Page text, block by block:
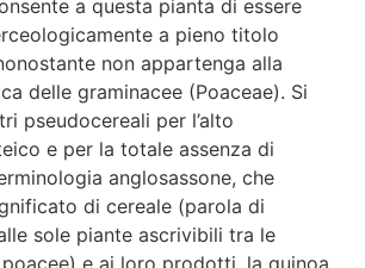
a questa pianta di essere
a pieno titolo
non appartenga alla
delle graminacee (Poaceae). Si
pseudocereali per l’alto
e per la totale assenza di
anglosassone, che
di cereale (parola di
sole piante ascrivibili tra le